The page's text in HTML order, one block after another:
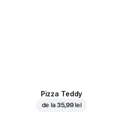
Pizza Teddy
de la 35,99 lei